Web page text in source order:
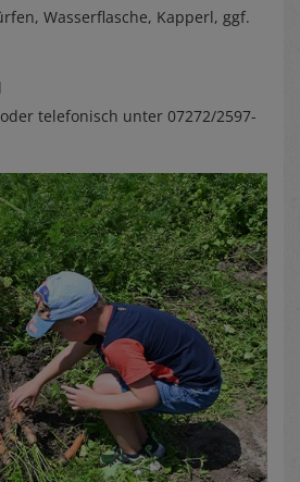
Wasserflasche, Kapperl, ggf.
oder telefonisch unter 07272/2597-